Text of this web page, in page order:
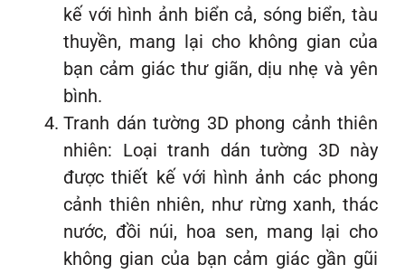
kế với hình ảnh biển cả, sóng biển, tàu
thuyền, mang lại cho không gian của
bạn cảm giác thư giãn, dịu nhẹ và yên
bình.
Tranh dán tường 3D phong cảnh thiên
nhiên: Loại tranh dán tường 3D này
được thiết kế với hình ảnh các phong
cảnh thiên nhiên, như rừng xanh, thác
nước, đồi núi, hoa sen, mang lại cho
không gian của bạn cảm giác gần gũi